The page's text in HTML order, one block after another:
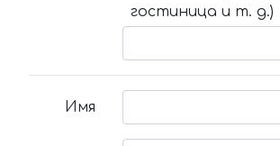
гостиница и т. д.)
Имя